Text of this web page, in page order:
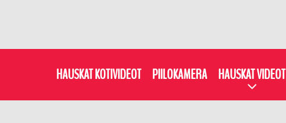
HAUSKAT KOTIVIDEOT PIILOKAMERA HAUSKAT VIDEOT